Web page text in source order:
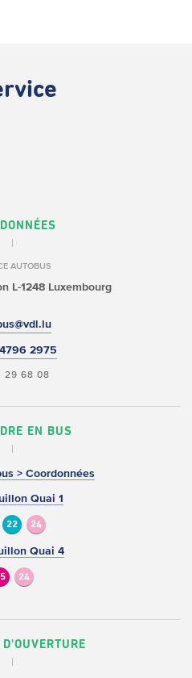
AUTOBUS
L-1248 Luxembourg
4796 2975
29 68 08
EN BUS
> Coordonnées
Quai 1
22 24
Quai 4
24